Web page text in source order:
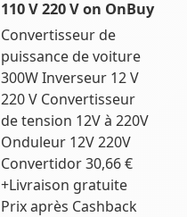
110 V 220 V on OnBuy
Convertisseur de
puissance de voiture
300W Inverseur 12 V
220 V Convertisseur
de tension 12V à 220V
Onduleur 12V 220V
Convertidor 30,66 €
+Livraison gratuite
Prix après Cashback